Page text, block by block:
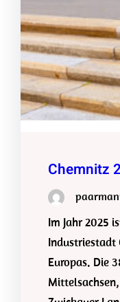
Chemnitz
Im Jahr 2025
Industriestadt
Europas. Die